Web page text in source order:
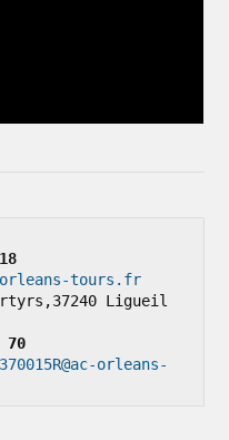
orleans-tours.fr
Ligueil
70
orleans-